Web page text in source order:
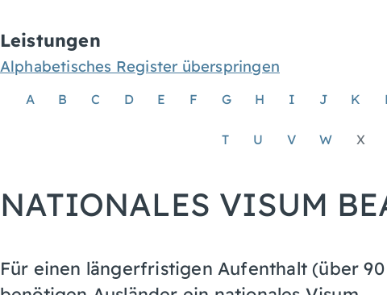
Leistungen
Alphabetisches Register überspringen
A B C D E F G H I J K
T U V W X
NATIONALES VISUM
Für einen längerfristigen Aufenthalt (über